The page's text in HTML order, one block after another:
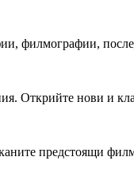
филмографии,
Открийте нови и
предстоящи